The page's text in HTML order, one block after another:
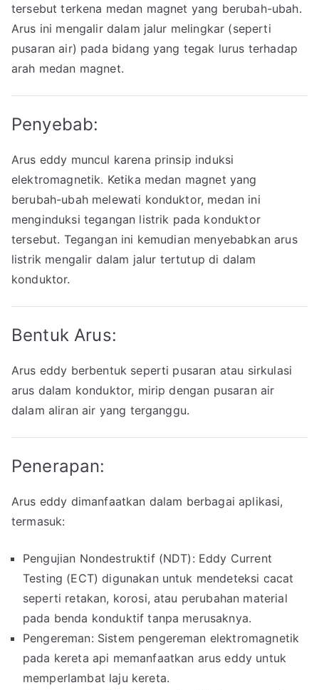
tersebut terkena medan magnet yang berubah-ubah.
Arus ini mengalir dalam jalur melingkar (seperti
pusaran air) pada bidang yang tegak lurus terhadap
arah medan magnet.
Penyebab:
Arus eddy muncul karena prinsip induksi
elektromagnetik. Ketika medan magnet yang
berubah-ubah melewati konduktor, medan ini
menginduksi tegangan listrik pada konduktor
tersebut. Tegangan ini kemudian menyebabkan arus
listrik mengalir dalam jalur tertutup di dalam
konduktor.
Bentuk Arus:
Arus eddy berbentuk seperti pusaran atau sirkulasi
arus dalam konduktor, mirip dengan pusaran air
dalam aliran air yang terganggu.
Penerapan:
Arus eddy dimanfaatkan dalam berbagai aplikasi,
termasuk:
Pengujian Nondestruktif (NDT): Eddy Current
Testing (ECT) digunakan untuk mendeteksi cacat
seperti retakan, korosi, atau perubahan material
pada benda konduktif tanpa merusaknya.
Pengereman: Sistem pengereman elektromagnetik
pada kereta api memanfaatkan arus eddy untuk
memperlambat laju kereta.